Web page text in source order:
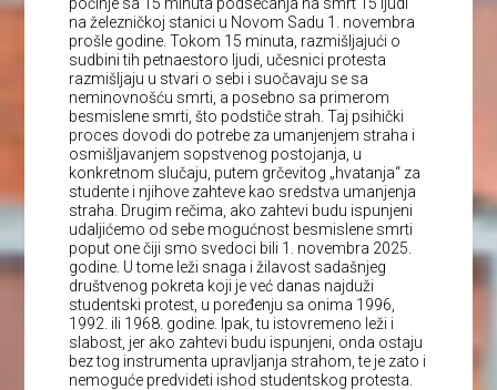
na železničkoj stanici u Novom Sadu 1. novembra
prošle godine. Tokom 15 minuta, razmišljajući o
sudbini tih petnaestoro ljudi, učesnici protesta
razmišljaju u stvari o sebi i suočavaju se sa
neminovnošću smrti, a posebno sa primerom
besmislene smrti, što podstiče strah. Taj psihički
proces dovodi do potrebe za umanjenjem straha i
osmišljavanjem sopstvenog postojanja, u
konkretnom slučaju, putem grčevitog „hvatanja“ za
studente i njihove zahteve kao sredstva umanjenja
straha. Drugim rečima, ako zahtevi budu ispunjeni
udaljićemo od sebe mogućnost besmislene smrti
poput one čiji smo svedoci bili 1. novembra 2025.
godine. U tome leži snaga i žilavost sadašnjeg
društvenog pokreta koji je već danas najduži
studentski protest, u poređenju sa onima 1996,
1992. ili 1968. godine. Ipak, tu istovremeno leži i
slabost, jer ako zahtevi budu ispunjeni, onda ostaju
bez tog instrumenta upravljanja strahom, te je zato i
nemoguće predvideti ishod studentskog protesta.